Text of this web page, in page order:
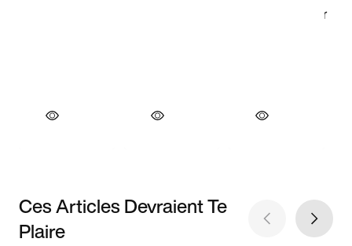
Ces Articles Devraient Te
Plaire